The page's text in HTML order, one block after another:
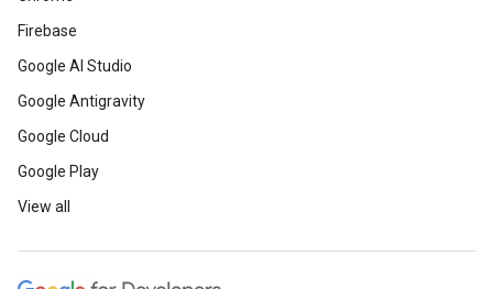
Firebase
Google AI Studio
Google Antigravity
Google Cloud
Google Play
View all